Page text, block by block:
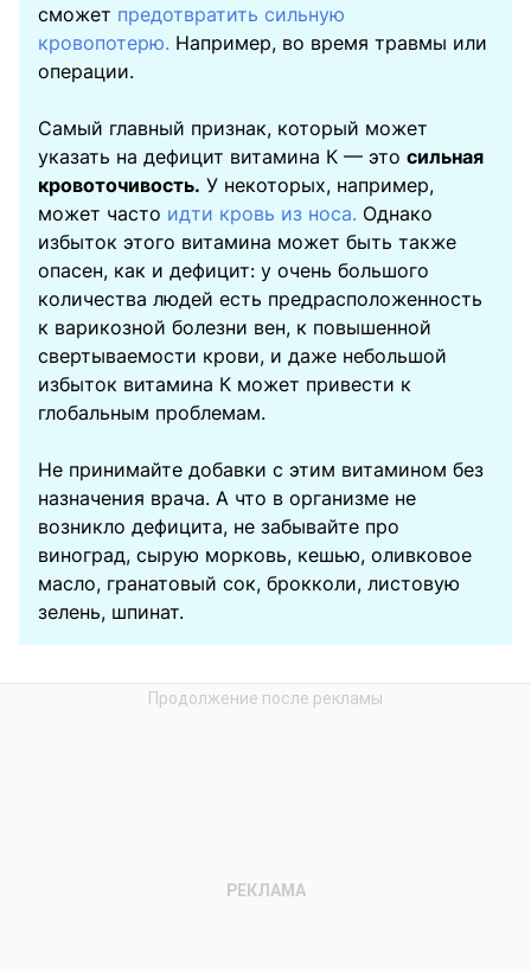
сможет предотвратить сильную
кровопотерю. Например, во время травмы или
операции.
Самый главный признак, который может
указать на дефицит витамина К — это сильная
кровоточивость. У некоторых, например,
может часто идти кровь из носа. Однако
избыток этого витамина может быть также
опасен, как и дефицит: у очень большого
количества людей есть предрасположенность
к варикозной болезни вен, к повышенной
свертываемости крови, и даже небольшой
избыток витамина К может привести к
глобальным проблемам.
Не принимайте добавки с этим витамином без
назначения врача. А что в организме не
возникло дефицита, не забывайте про
виноград, сырую морковь, кешью, оливковое
масло, гранатовый сок, брокколи, листовую
зелень, шпинат.